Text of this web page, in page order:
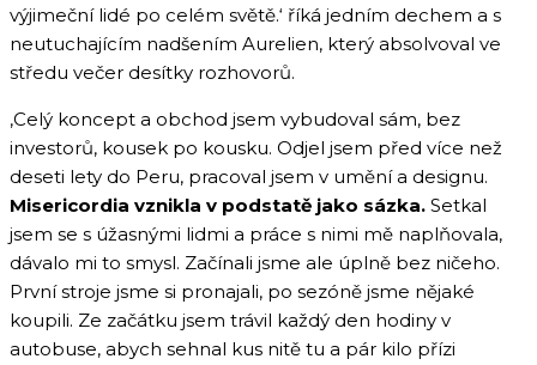
výjimeční lidé po celém světě.‘ říká jedním dechem a s
neutuchajícím nadšením Aurelien, který absolvoval ve
středu večer desítky rozhovorů.
‚Celý koncept a obchod jsem vybudoval sám, bez
investorů, kousek po kousku. Odjel jsem před více než
deseti lety do Peru, pracoval jsem v umění a designu.
Misericordia vznikla v podstatě jako sázka. Setkal
jsem se s úžasnými lidmi a práce s nimi mě naplňovala,
dávalo mi to smysl. Začínali jsme ale úplně bez ničeho.
První stroje jsme si pronajali, po sezóně jsme nějaké
koupili. Ze začátku jsem trávil každý den hodiny v
autobuse, abych sehnal kus nitě tu a pár kilo přízi